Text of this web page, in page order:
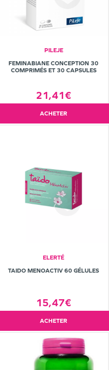
PILEJE
FEMINABIANE CONCEPTION 30
COMPRIMÉS ET 30 CAPSULES
21,41€
ACHETER
ELERTÉ
TAIDO MENOACTIV 60 GÉLULES
15,47€
ACHETER